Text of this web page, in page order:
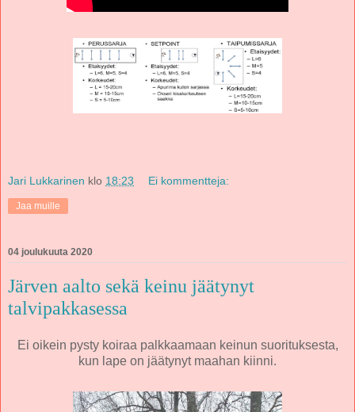
Jari Lukkarinen klo 18:23 Ei kommentteja:
Jaa muille
04 joulukuuta 2020
Järven aalto sekä keinu jäätynyt
talvipakkasessa
Ei oikein pysty koiraa palkkaamaan keinun suorituksesta,
kun lape on jäätynyt maahan kiinni.